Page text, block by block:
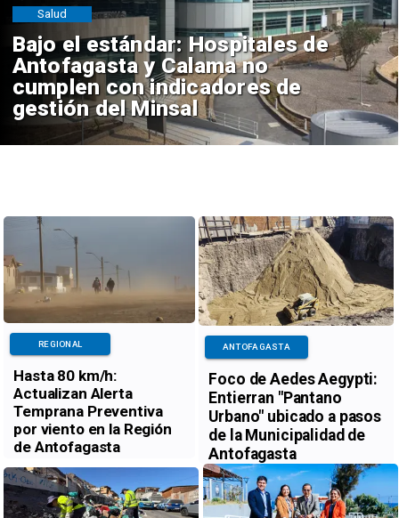
Bajo el estándar: Hospitales de
Antofagasta y Calama no
cumplen con indicadores de
gestión del Minsal
Salud
Hasta 80 km/h:
Actualizan Alerta
Temprana Preventiva
por viento en la Región
de Antofagasta
REGIONAL
Foco de Aedes Aegypti:
Entierran "Pantano
Urbano" ubicado a pasos
de la Municipalidad de
Antofagasta
ANTOFAGASTA